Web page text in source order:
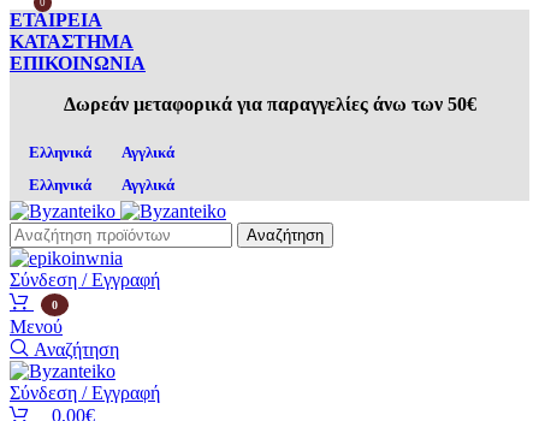
ΕΤΑΙΡΕΙΑ
ΚΑΤΑΣΤΗΜΑ
ΕΠΙΚΟΙΝΩΝΙΑ
Δωρεάν μεταφορικά για παραγγελίες άνω των 50€
Ελληνικά
Αγγλικά
Ελληνικά
Αγγλικά
Αναζήτηση
Σύνδεση / Εγγραφή
0
Μενού
Αναζήτηση
Σύνδεση / Εγγραφή
0
0,00€